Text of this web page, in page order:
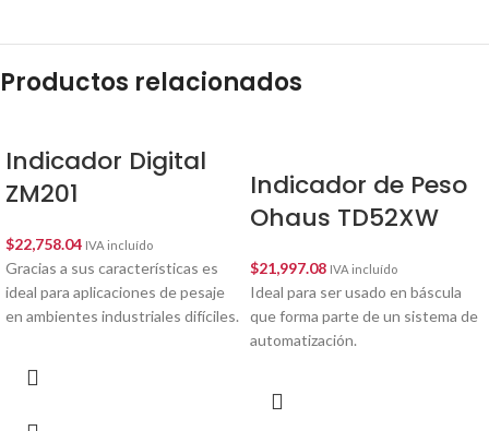
Productos relacionados
Indicador Digital
ZM201
$22,758.04 IVA incluído
Gracias a sus características es
ideal para aplicaciones de pesaje
en ambientes industriales difíciles.
Indicador de Peso
Ohaus TD52XW
$21,997.08 IVA incluído
Ideal para ser usado en báscula
que forma parte de un sistema de
automatización.